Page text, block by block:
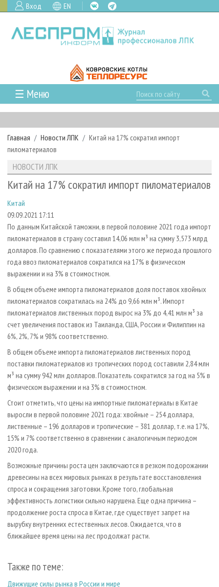
Вход EN
☰ Меню
ГЛАВНАЯ
РУБРИКИ И ТЕМЫ
РУБРИКИ ЖУРНАЛА
ЛЕСОЗАГОТОВКА
ЛЕСОПИЛЕНИЕ
ДЕРЕВООБРАБОТКА
СУШКА ДРЕВЕСИНЫ
ПРОИЗВОДСТВО ДРЕВЕСНЫХ ПЛИТ
ДЕРЕВЯННОЕ ДОМОСТРОЕНИЕ
ПРОИЗВОДСТВО МЕБЕЛИ
БИОЭНЕРГЕТИКА
ЦБП
ИНСТРУМЕНТ И МАТЕРИАЛЫ
НОВОСТИ
НОВОСТИ ЛПК
НОВОСТИ ЖУРНАЛА
НОВОСТИ КОМПАНИЙ
ПРОЕКТЫ ЛПИ
АНАЛИТИКА
ПРЕДПРИЯТИЯ ЛПК
ЛЕСНЫЕ РЕГИОНЫ РОССИИ
ПЕРСОНЫ
МОБИЛЬНЫЕ ВЫСТАВКИ
ОФИЦИАЛЬНЫЕ ДЕЛЕГАЦИИ
ПРИОРИТЕТНЫЕ ИНВЕСТПРОЕКТЫ
RUSSIAN FORESTRY REVIEW
ГАЗЕТА ЛЕСПРОМФОРУМ
БИБЛИОТЕКА СПЕЦИАЛИСТА
АРХИВ
СТАТЬИ
ПОДПИСКА
КОНТАКТЫ
РЕКЛАМОДАТЕЛЯМ
РЕКЛАМА
РЕКЛАМА НА САЙТЕ
Главная Новости ЛПК
Китай на 17% сократил импорт
пиломатериалов
НОВОСТИ ЛПК
Китай на 17% сократил импорт пиломатериалов
Китай
09.09.2021 17:11
По данным Китайской таможни, в первой половине 2021 года импорт
пиломатериалов в страну составил 14,06 млн м³ на сумму 3,573 млрд
долларов. По сравнению с показателями этого же периода прошлого
года ввоз пиломатериалов сократился на 17% в физическом
выражении и на 3% в стоимостном.
В общем объеме импорта пиломатериалов доля поставок хвойных
пиломатериалов сократилась на 24% до 9,66 млн м³. Импорт
пиломатериалов лиственных пород вырос на 3% до 4,41 млн м³ за
счет увеличения поставок из Таиланда, США, России и Филиппин на
6%, 2%, 7% и 98% соответственно.
В общем объеме импорта пиломатериалов лиственных пород
поставки пиломатериалов из тропических пород составили 2,84 млн
м³ на сумму 942 млн долларов. Показатель сократился за год на 5% в
физическом выражении и на 3% в стоимостном.
Стоит отметить, что цены на импортные пиломатериалы в Китае
выросли в первой половине 2021 года: хвойные – 254 доллара,
лиственные – 196 долларов и тропические – 381 доллар, т.е. на 17%,
15% и 7% соответственно в сравнении с аналогичным периодом
2020 года.
Возможные причины роста цен заключаются в резком подорожании
древесины на всех мировых рынках в результате восстановления
спроса и сокращения заготовки. Кроме того, глобальная
эффективность логистики сильно нарушена. Еще одна причина –
продолжение роста спроса в Китае, где существует запрет на
вырубку внутренних естественных лесов. Ожидается, что в
ближайшее время цены на лес продолжат расти.
Также по теме:
Движущие силы рынка в России и мире